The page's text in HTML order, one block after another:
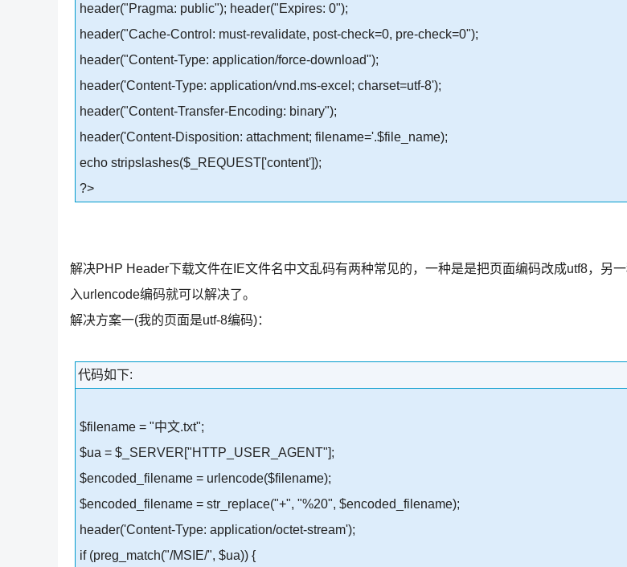
header("Pragma: public"); header("Expires: 0");
header("Cache-Control: must-revalidate, post-check=0, pre-check=0");
header("Content-Type: application/force-download");
header('Content-Type: application/vnd.ms-excel; charset=utf-8');
header("Content-Transfer-Encoding: binary");
header('Content-Disposition: attachment; filename='.$file_name);
echo stripslashes($_REQUEST['content']);
?>
解决PHP Header下载文件在IE文件名中文乱码有两种常见的，一种是是把页面编码改成utf8，另
入urlencode编码就可以解决了。
解决方案一(我的页面是utf-8编码)：
代码如下:
$filename = "中文.txt";
$ua = $_SERVER["HTTP_USER_AGENT"];
$encoded_filename = urlencode($filename);
$encoded_filename = str_replace("+", "%20", $encoded_filename);
header('Content-Type: application/octet-stream');
if (preg_match("/MSIE/", $ua)) {